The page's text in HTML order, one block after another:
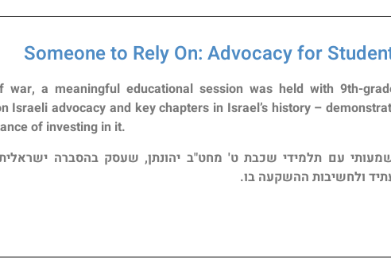
a meaningful educational session was held with 9th-
Israeli advocacy and key chapters in Israel’s history –
of investing in it.
עם תלמידי שכבת ט' מחט"ב יהונתן, שעסק בהסברה
ולחשיבות ההשקעה בו.